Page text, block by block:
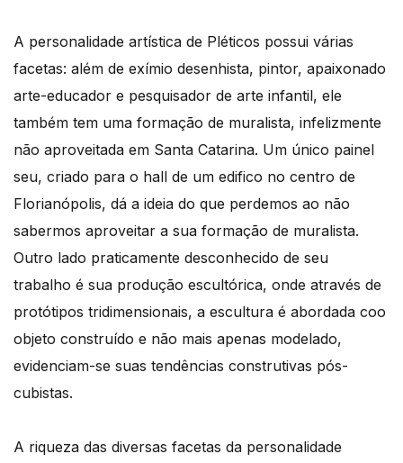
A personalidade artística de Pléticos possui várias
facetas: além de exímio desenhista, pintor, apaixonado
arte-educador e pesquisador de arte infantil, ele
também tem uma formação de muralista, infelizmente
não aproveitada em Santa Catarina. Um único painel
seu, criado para o hall de um edifico no centro de
Florianópolis, dá a ideia do que perdemos ao não
sabermos aproveitar a sua formação de muralista.
Outro lado praticamente desconhecido de seu
trabalho é sua produção escultórica, onde através de
protótipos tridimensionais, a escultura é abordada coo
objeto construído e não mais apenas modelado,
evidenciam-se suas tendências construtivas pós-
cubistas.
A riqueza das diversas facetas da personalidade